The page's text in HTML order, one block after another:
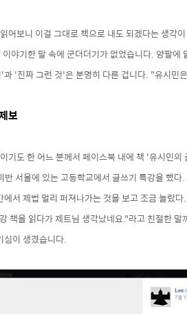
어보니 이걸 그대로 책으로 내도 되겠다는 생각
이야기한 말 속에 군더더기가 없었습니다. 양팔에
'진짜 그런 것'은 분명히 다른 겁니다. "유시민
보
기도 한 어느 분께서 페이스북 내에 책 '유시민
서울에 있는 고등학교에서 글쓰기 특강을 했
서 제법 멀리 퍼져나가는 것을 보고 조금 놀랐
책을 읽다가 제트님 생각났네요."라고 친절한
심이 생겼습니다.